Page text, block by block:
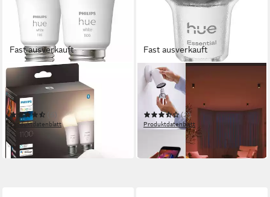
Fast ausverkauft
PHILIPS HUE
LED-Leuchtmittel White E27
Doppelpack 2x1050lm 75W
Produktdatenblatt
ab 37,80 €
in 3-4 Werktagen bei dir
Fast ausverkauft
PHILIPS HUE
LED-Leuchtmittel Essential
White & Color Ambiance
smarte Lampe
(2)
Produktdatenblatt
ab 24,99 €
in 1-2 Werktagen bei dir